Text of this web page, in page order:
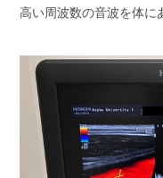
高い周波数の音波を体に